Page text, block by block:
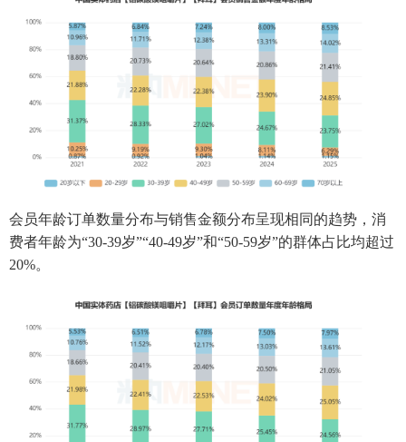
会员年龄订单数量分布与销售金额分布呈现相同的趋势，消
费者年龄为“30-39岁”“40-49岁”和“50-59岁”的群体占比均超过
20%。